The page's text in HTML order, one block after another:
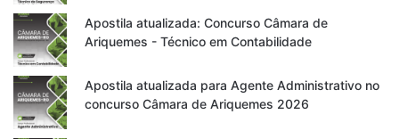
Apostila atualizada: Concurso Câmara de
Ariquemes - Técnico em Contabilidade
Apostila atualizada para Agente Administrativo no
concurso Câmara de Ariquemes 2026